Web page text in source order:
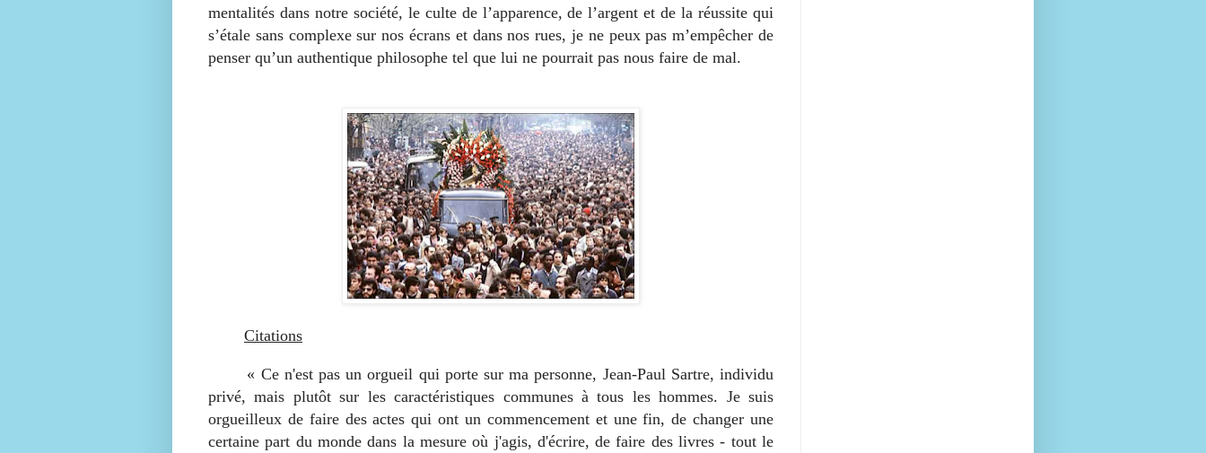
mentalités dans notre société, le culte de l’apparence, de l’argent et de la réussite qui
s’étale sans complexe sur nos écrans et dans nos rues, je ne peux pas m’empêcher de
penser qu’un authentique philosophe tel que lui ne pourrait pas nous faire de mal.
Citations
« Ce n'est pas un orgueil qui porte sur ma personne, Jean-Paul Sartre, individu
privé, mais plutôt sur les caractéristiques communes à tous les hommes. Je suis
orgueilleux de faire des actes qui ont un commencement et une fin, de changer une
certaine part du monde dans la mesure où j'agis, d'écrire, de faire des livres - tout le